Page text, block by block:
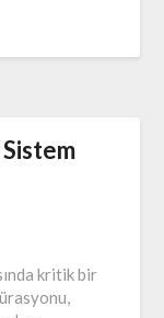
kritik bir